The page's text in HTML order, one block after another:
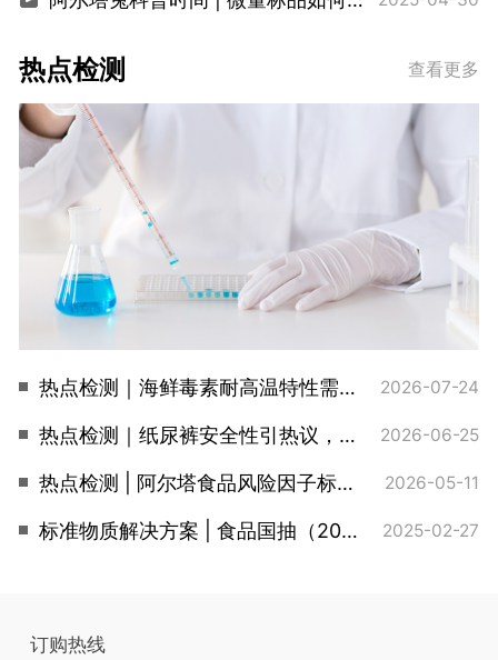
热点检测 查看更多
热点检测｜海鲜毒素耐高温特性需关注，阿尔塔全套标品助您合规检测 2026-07-24
热点检测｜纸尿裤安全性引热议，甲酰胺检测难题，同位素内标来破局 2026-06-25
热点检测 | 阿尔塔食品风险因子标准品，精准应对欧盟RASFF通报高频区 2026-05-11
标准物质解决方案 | 食品国抽（2025版） 2025-02-27
订购热线